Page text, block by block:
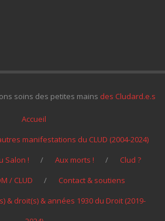
soins des petites mains des Cludard.e.s
Accueil
manifestations du CLUD (2004-2024)
Salon ! Aux morts !
Clud ?
/ CLUD
Contact & soutiens
& droit(s) & années 1930 du Droit (2019-